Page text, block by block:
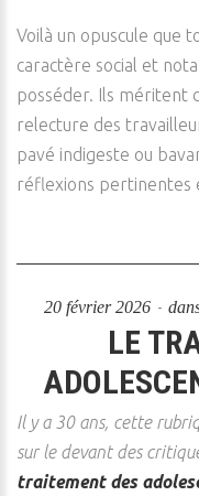
Voilà un opuscule que
caractère social et
posséder. Ils méritent
relecture des
pavé indigeste ou
réflexions pertinentes
20 février 2026
LE
Il y a 30 ans, cette
sur le devant des
traitement des